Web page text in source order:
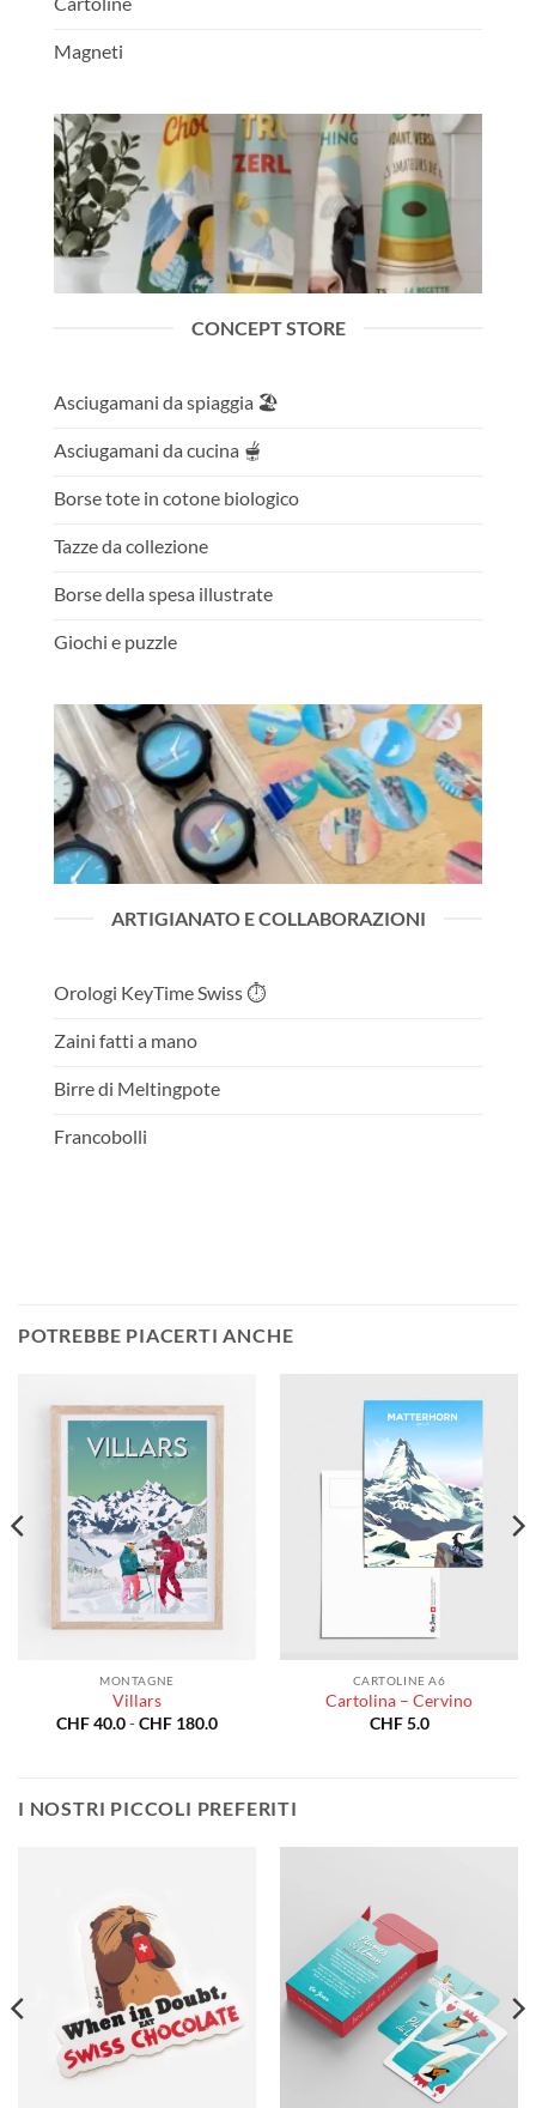
Magneti
CONCEPT STORE
Asciugamani da spiaggia 🏖️
Asciugamani da cucina 🫕
Borse tote in cotone biologico
Tazze da collezione
Borse della spesa illustrate
Giochi e puzzle
ARTIGIANATO E COLLABORAZIONI
Orologi KeyTime Swiss ⏱️
Zaini fatti a mano
Birre di Meltingpote
Francobolli
POTREBBE PIACERTI ANCHE
MONTAGNE
Villars
CHF40.0-CHF 180.0Fascia
a
CHF 180.0
CARTOLINE A6
Cartolina – Cervino
CHF5.0
I NOSTRI PICCOLI PREFERITI